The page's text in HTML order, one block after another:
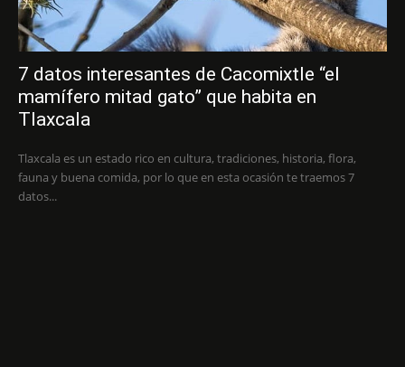
7 datos interesantes de Cacomixtle “el
mamífero mitad gato” que habita en
Tlaxcala
Tlaxcala es un estado rico en cultura, tradiciones, historia, flora,
fauna y buena comida, por lo que en esta ocasión te traemos 7
datos...